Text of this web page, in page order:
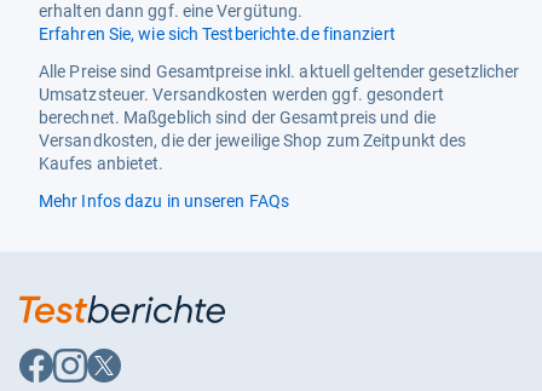
erhalten dann ggf. eine Vergütung.
Erfahren Sie, wie sich Testberichte.de finanziert
Alle Preise sind Gesamtpreise inkl. aktuell geltender gesetzlicher
Umsatzsteuer. Versandkosten werden ggf. gesondert
berechnet. Maßgeblich sind der Gesamtpreis und die
Versandkosten, die der jeweilige Shop zum Zeitpunkt des
Kaufes anbietet.
Mehr Infos dazu in unseren FAQs
Auf
Facebook
Auf
Instagram
Auf
X